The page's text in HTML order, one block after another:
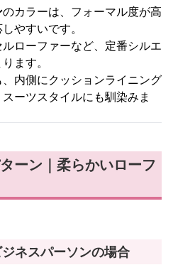
のカラーは、フォーマル度が高
やすいです。
ローファーなど、定番シルエ
ます。
内側にクッションライニング
ーツスタイルにも馴染みま
ーン｜柔らかいローフ
ネスパーソンの場合